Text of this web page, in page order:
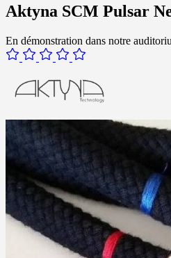
Aktyna SCM Pulsar
En démonstration dans notre